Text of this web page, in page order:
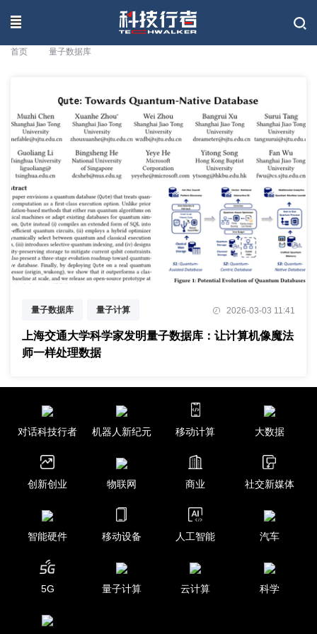
联系我们
首页 量子数据库
量子数据库 量子计算
数据库系统
2026-03-03 11:41
上海交通大学科学家发明量子数据库：让计算机像魔法
师一样处理数据
对话科技行者 机器人新纪元 移动计算 大数据
创新创业 物联网 商业 社交新媒体
智能硬件 移动设备 人工智能 汽车
5G 量子计算 云计算 科学